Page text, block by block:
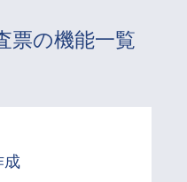
票の機能一覧
成